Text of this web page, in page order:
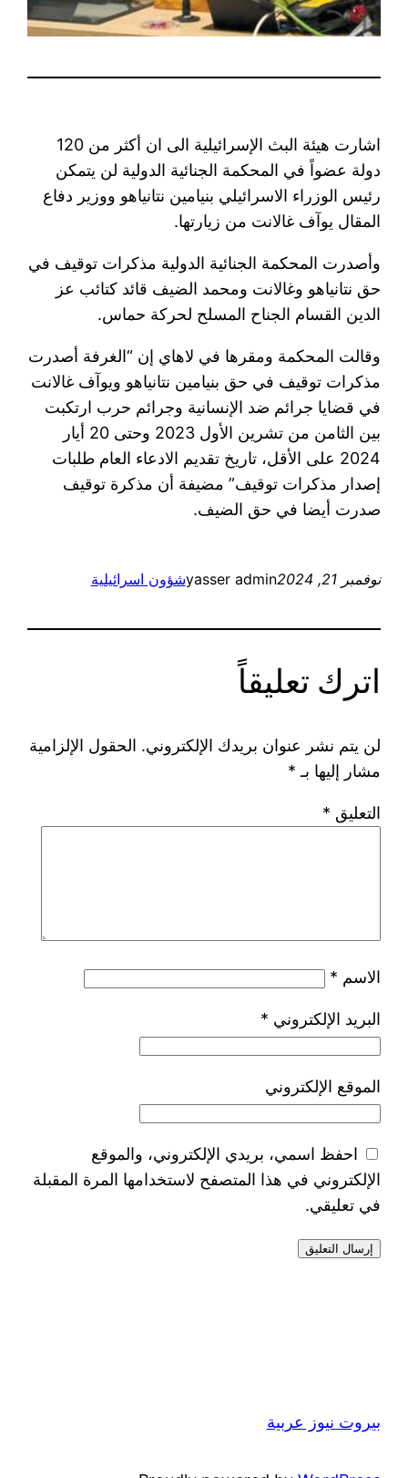
اشارت هيئة البث الإسرائيلية الى ان أكثر من 120
دولة عضواً في المحكمة الجنائية الدولية لن يتمكن
رئيس الوزراء الاسرائيلي بنيامين نتانياهو ووزير دفاع
المقال يوآف غالانت من زيارتها.
وأصدرت المحكمة الجنائية الدولية مذكرات توقيف في
حق نتانياهو وغالانت ومحمد الضيف قائد كتائب عز
الدين القسام الجناح المسلح لحركة حماس.
وقالت المحكمة ومقرها في لاهاي إن “الغرفة أصدرت
مذكرات توقيف في حق بنيامين نتانياهو ويوآف غالانت
في قضايا جرائم ضد الإنسانية وجرائم حرب ارتكبت
بين الثامن من تشرين الأول 2023 وحتى 20 أيار
2024 على الأقل، تاريخ تقديم الادعاء العام طلبات
إصدار مذكرات توقيف” مضيفة أن مذكرة توقيف
صدرت أيضا في حق الضيف.
نوفمبر 21, 2024 yasser adminشؤون اسرائيلية
اترك تعليقاً
لن يتم نشر عنوان بريدك الإلكتروني. الحقول الإلزامية
مشار إليها بـ *
التعليق *
الاسم *
البريد الإلكتروني *
الموقع الإلكتروني
احفظ اسمي، بريدي الإلكتروني، والموقع
الإلكتروني في هذا المتصفح لاستخدامها المرة المقبلة
في تعليقي.
بيروت نيوز عربية